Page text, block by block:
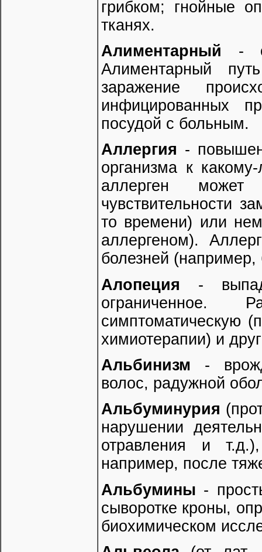
грибком; гнойные
тканях.
Алиментарный -
Алиментарный
заражение
инфицированных
посудой с больным.
Аллергия -
организма к
аллерген
чувствительности
то времени) или
аллергеном).
болезней
Алопеция -
ограниченное.
симптоматическую
химиотерапии) и
Альбинизм -
волос, радужной
Альбуминурия
нарушении
отравления и
например, после
Альбумины -
сыворотке кроны,
биохимическом